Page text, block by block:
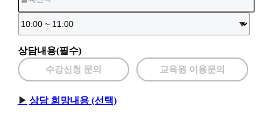
상담내용(필수)
수강신청 문의 교육원 이용문의
상담 희망내용 (선택)